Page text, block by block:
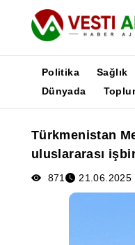
Yayınlar
Medya
Poster
Politika Sağlık
Dünyada
Türkmenistan
uluslararası
871 21.06.2025